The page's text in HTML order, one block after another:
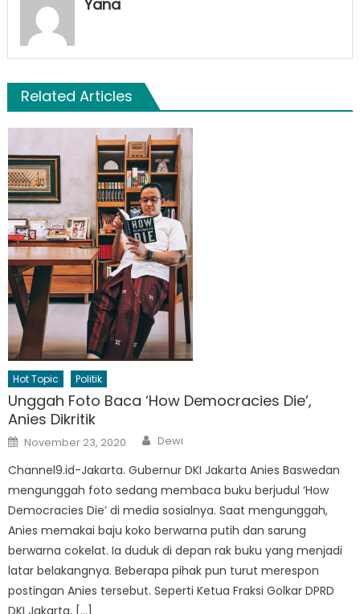
Yana
Related Articles
Hot Topic Politik
Unggah Foto Baca ‘How Democracies Die’,
Anies Dikritik
Posted
on
November 23, 2020 Author
Dewi
Channel9.id-Jakarta. Gubernur DKI Jakarta Anies Baswedan
mengunggah foto sedang membaca buku berjudul ‘How
Democracies Die’ di media sosialnya. Saat mengunggah,
Anies memakai baju koko berwarna putih dan sarung
berwarna cokelat. Ia duduk di depan rak buku yang menjadi
latar belakangnya. Beberapa pihak pun turut merespon
postingan Anies tersebut. Seperti Ketua Fraksi Golkar DPRD